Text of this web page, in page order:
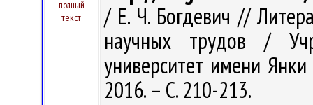
полный
текст
/ Е. Ч. Богдевич //
научных трудов /
университет имени
2016. – С. 210-213.